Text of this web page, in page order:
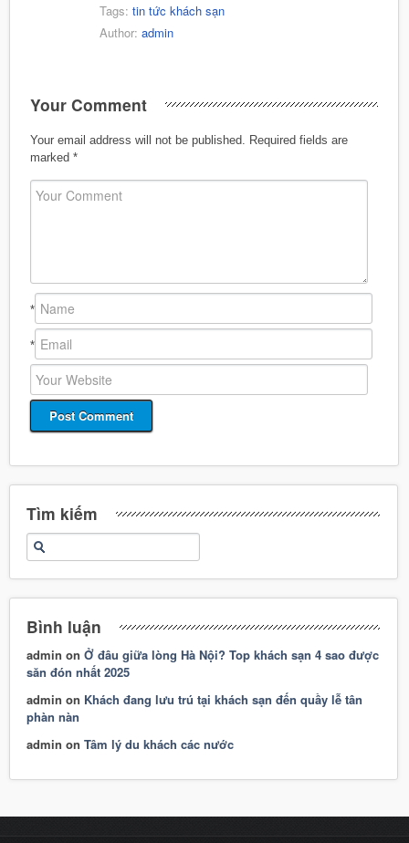
Tags: tin tức khách sạn
Author: admin
Your Comment
Your email address will not be published.
Required fields are
marked *
*
*
Tìm kiếm
Bình luận
admin onỞ đâu giữa lòng Hà Nội? Top khách sạn 4 sao được
săn đón nhất 2025
admin on Khách đang lưu trú tại khách sạn đến quầy lễ tân
phàn nàn
admin onTâm lý du khách các nước